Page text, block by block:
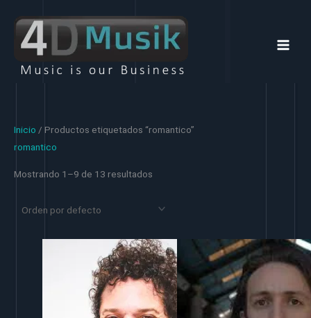
contenido
Inicio / Productos etiquetados “romantico”
romantico
Mostrando 1–9 de 13 resultados